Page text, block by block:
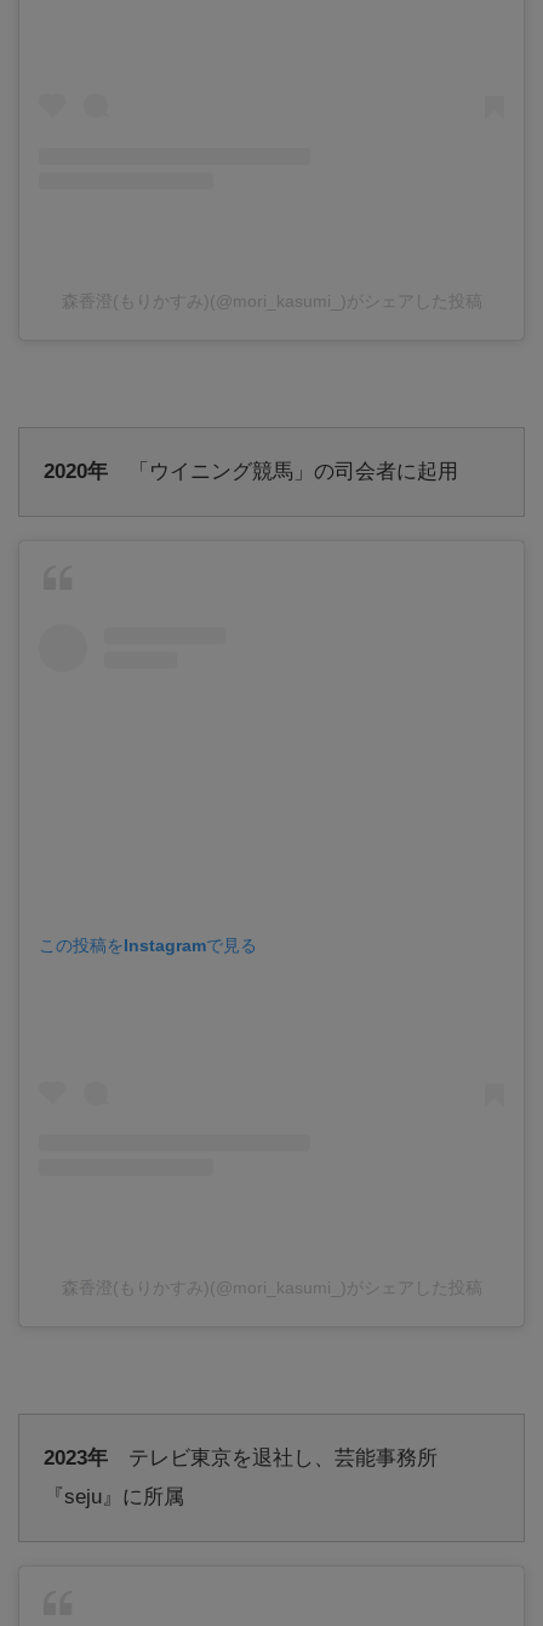
森香澄(もりかすみ)(@mori_kasumi_)がシェアした投稿
2020年 「ウイニング競馬」の司会者に起用
この投稿をInstagramで見る
森香澄(もりかすみ)(@mori_kasumi_)がシェアした投稿
2023年 テレビ東京を退社し、芸能事務所
『seju』に所属